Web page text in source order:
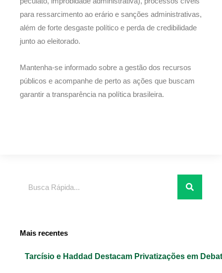
para ressarcimento ao erário e sanções administrativas,
além de forte desgaste político e perda de credibilidade
junto ao eleitorado.
Mantenha-se informado sobre a gestão dos recursos
públicos e acompanhe de perto as ações que buscam
garantir a transparência na política brasileira.
Mais recentes
Tarcísio e Haddad Destacam Privatizações em